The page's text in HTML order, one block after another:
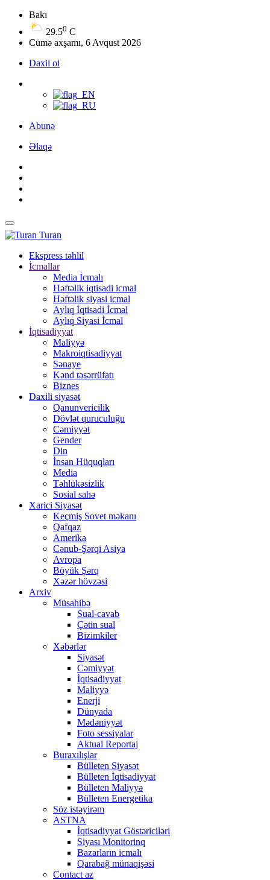
Bakı
29.50 C
Cümə axşamı, 6 Avqust 2026
Daxil ol
Abunə
Əlaqə
Turan
Ekspress təhlil
İcmallar
Media İcmalı
Həftəlik iqtisadi icmal
Həftəlik siyasi icmal
Aylıq İqtisadi İcmal
Aylıq Siyasi İcmal
İqtisadiyyat
Maliyyə
Makroiqtisadiyyat
Sənaye
Kənd təsərrüfatı
Biznes
Daxili siyasət
Qanunvericilik
Dövlət quruculuğu
Cəmiyyət
Gender
Din
İnsan Hüquqları
Media
Təhlükəsizlik
Sosial sahə
Xarici Siyasət
Keçmiş Sovet məkanı
Qafqaz
Amerika
Cənub-Şərqi Asiya
Avropa
Böyük Şərq
Xəzər hövzəsi
Arxiv
Müsahibə
Sual-cavab
Çətin sual
Bizimkiler
Xəbərlər
Siyasət
Cəmiyyət
İqtisadiyyat
Maliyyə
Enerji
Dünyada
Mədəniyyət
Foto sessiyalar
Aktual Reportaj
Buraxılışlar
Bülleten Siyasət
Bülleten İqtisadiyyat
Bülleten Maliyyə
Bülleten Energetika
Söz istəyirəm
ASTNA
İqtisadiyyat Göstəriciləri
Siyası Monitorinq
Bazarların icmalı
Qarabağ münaqişəsi
Contact az